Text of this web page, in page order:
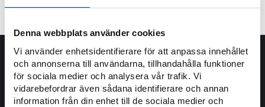
Denna webbplats använder cookies
Vi använder enhetsidentifierare för att anpassa innehållet
och annonserna till användarna, tillhandahålla funktioner
för sociala medier och analysera vår trafik. Vi
vidarebefordrar även sådana identifierare och annan
information från din enhet till de sociala medier och